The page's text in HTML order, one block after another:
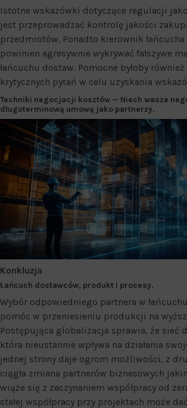
Istotne wskazówki dotyczące regulacji
jest przeprowadzać kontrolę jakości
przedmiotów. Ponadto kierownik
powinien agresywnie wykrywać fałszywe
łańcuchu dostaw. Pomocne byłoby
krytycznych pytań w celu uzyskania
Techniki negocjacji kosztów — Niech wasze
długoterminową umową jako partnerzy.
Konkluzja
Łańcuch dostawców, produkt i procesy.
Wybór odpowiedniego partnera w
pomóc w przeniesieniu produkcji na
Postępująca globalizacja sprawia, że sieć
która nieustannie wpływa na działania
jednej strony daje ogrom możliwości, z
ciągła zmiana partnerów biznesowych
wiąże się z zaczynaniem współpracy od
stałej współpracy przy projektach może